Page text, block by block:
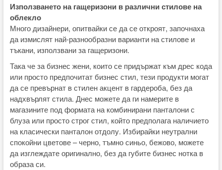
Използването на гащеризони в различни стилове на
облекло
Много дизайнери, опитвайки се да се откроят, започнаха
да измислят най-разнообразни варианти на стилове и
тъкани, използвани за гащеризони.
Така че за бизнес жени, които се придържат към дрес кода
или просто предпочитат бизнес стил, тези продукти могат
да се превърнат в стилен акцент в гардероба, без да
надхвърлят стила. Днес можете да ги намерите в
магазините под формата на комбинирани панталони с
блуза или просто строг стил, който предполага наличието
на класически панталон отдолу. Избирайки неутрални
спокойни цветове – черно, тъмно синьо, бежово, можете
да изглеждате оригинално, без да губите бизнес нотка в
образа си.